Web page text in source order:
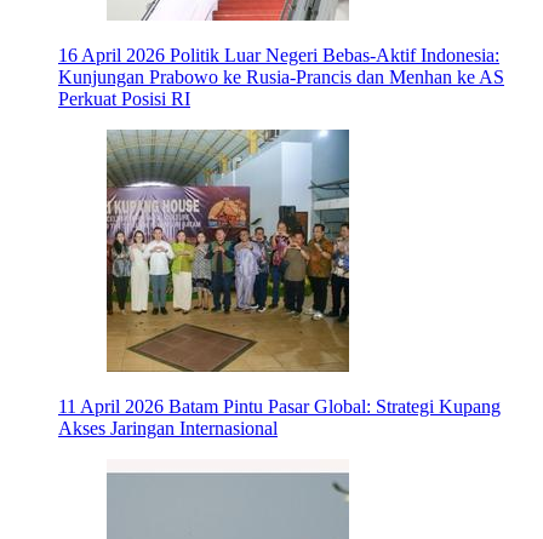
16 April 2026 Politik Luar Negeri Bebas-Aktif Indonesia:
Kunjungan Prabowo ke Rusia-Prancis dan Menhan ke AS
Perkuat Posisi RI
11 April 2026 Batam Pintu Pasar Global: Strategi Kupang
Akses Jaringan Internasional